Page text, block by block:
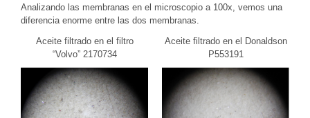
Analizando las membranas en el microscopio a 100x, vemos una
diferencia enorme entre las dos membranas.
Aceite filtrado en el filtro
“Volvo” 2170734
Aceite filtrado en el Donaldson
P553191